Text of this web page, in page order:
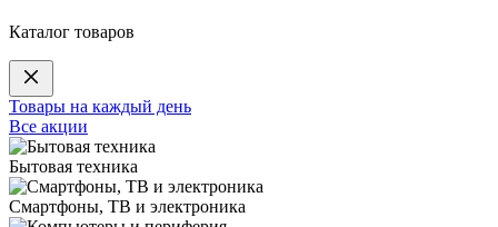
Каталог товаров
Товары на каждый день
Все акции
Бытовая техника
Смартфоны, ТВ и электроника